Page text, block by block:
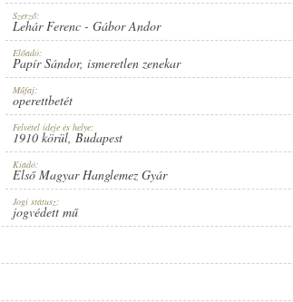
GYÁR
Szerző:
Lehár Ferenc - Gábor Andor
Előadó:
Papír Sándor, ismeretlen zenekar
Műfaj:
operettbetét
Felvétel ideje és helye:
1910 körül, Budapest
Kiadó:
Első Magyar Hanglemez Gyár
Jogi státusz:
jogvédett mű